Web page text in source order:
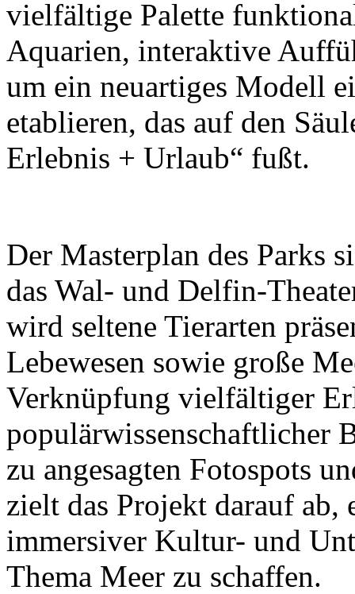
vielfältige Palette
Aquarien, interaktive
um ein neuartiges Modell
etablieren, das auf den
Erlebnis + Urlaub“ fußt.
Der Masterplan des Parks
das Wal- und Delfin-
wird seltene Tierarten
Lebewesen sowie große
Verknüpfung vielfältiger
populärwissenschaftlicher
zu angesagten Fotospots
zielt das Projekt darauf
immersiver Kultur- und
Thema Meer zu schaffen.